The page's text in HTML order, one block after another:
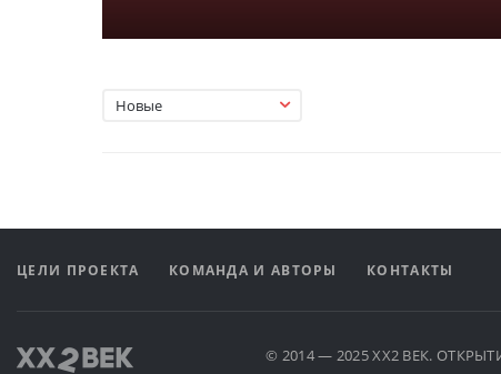
Новые
ЦЕЛИ ПРОЕКТА КОМАНДА И АВТОРЫ КОНТАКТЫ
© 2014 — 2025 XX2 ВЕК.